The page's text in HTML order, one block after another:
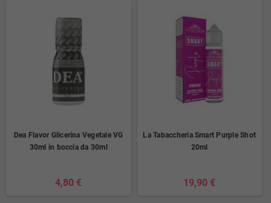
Dea Flavor Glicerina Vegetale VG
30ml in boccia da 30ml
4,80 €
La Tabaccheria Smart Purple Shot
20ml
19,90 €